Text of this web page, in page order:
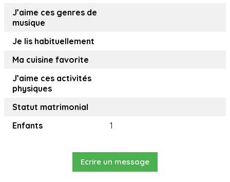
J’aime ces genres de
musique
Je lis habituellement
Ma cuisine favorite
J’aime ces activités
physiques
Statut matrimonial
Enfants
1
Ecrire un message